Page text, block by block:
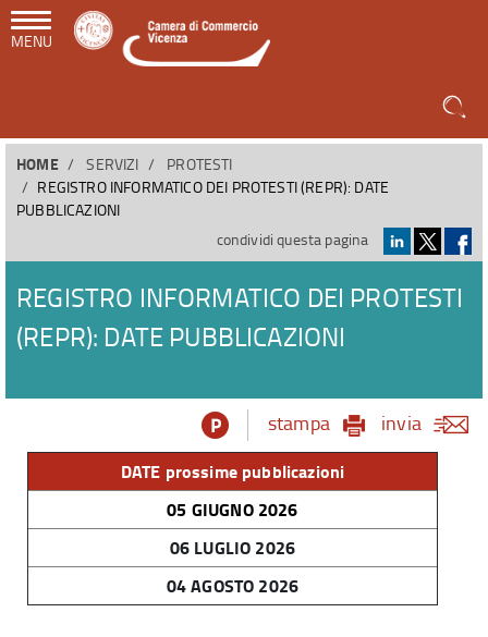
MENU
HOME SERVIZI
PROTESTI
REGISTRO INFORMATICO DEI PROTESTI (REPR): DATE
PUBBLICAZIONI
condividi questa pagina
REGISTRO INFORMATICO DEI PROTESTI
(REPR): DATE PUBBLICAZIONI
stampa invia
DATE prossime pubblicazioni
05 GIUGNO 2026
06 LUGLIO 2026
04 AGOSTO 2026